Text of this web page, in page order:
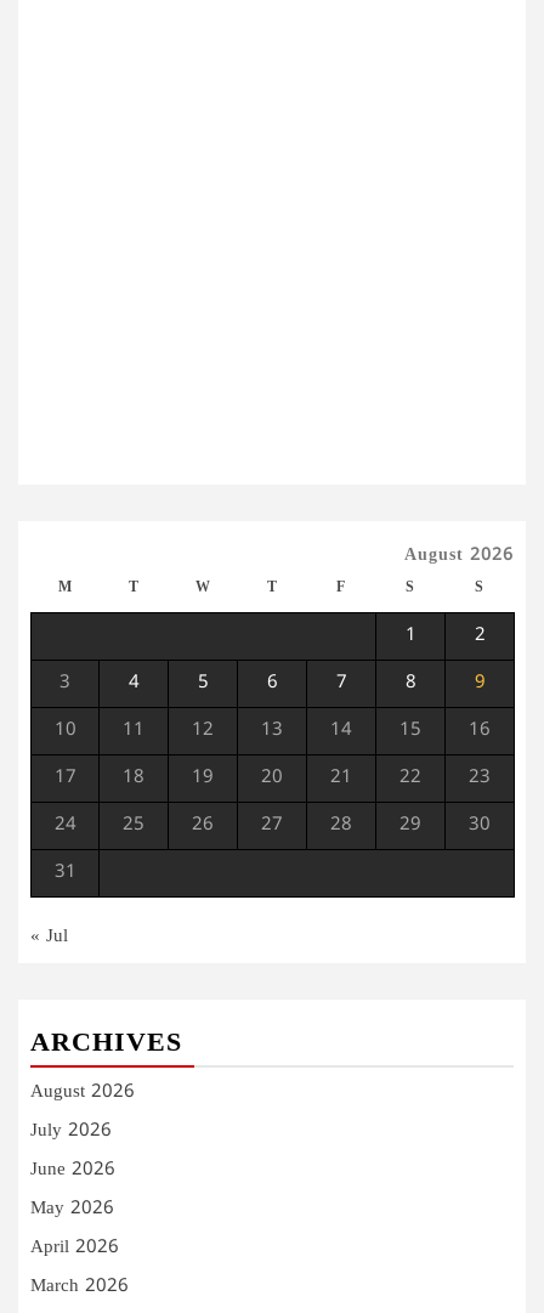
August 2026
M T W T F S S
1 2
3 4 5 6 7 8 9
10 11 12 13 14 15 16
17 18 19 20 21 22 23
24 25 26 27 28 29 30
31
« Jul
ARCHIVES
August 2026
July 2026
June 2026
May 2026
April 2026
March 2026